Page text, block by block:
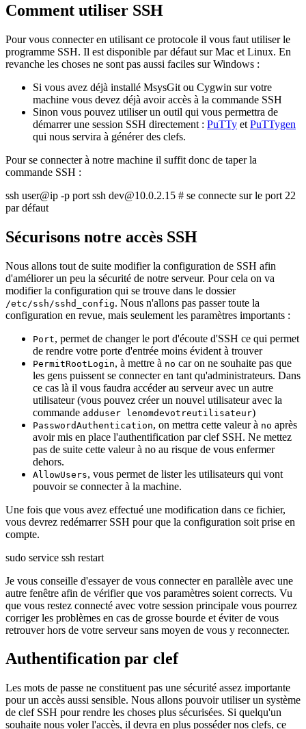
Comment utiliser SSH
Pour vous connecter en utilisant ce protocole il vous faut utiliser le
programme SSH. Il est disponible par défaut sur Mac et Linux. En
revanche les choses ne sont pas aussi faciles sur Windows :
Si vous avez déjà installé MsysGit ou Cygwin sur votre
machine vous devez déjà avoir accès à la commande SSH
Sinon vous pouvez utiliser un outil qui vous permettra de
démarrer une session SSH directement : PuTTy et PuTTygen
qui nous servira à générer des clefs.
Pour se connecter à notre machine il suffit donc de taper la
commande SSH :
ssh user@ip -p port ssh dev@10.0.2.15 # se connecte sur le port 22
par défaut
Sécurisons notre accès SSH
Nous allons tout de suite modifier la configuration de SSH afin
d'améliorer un peu la sécurité de notre serveur. Pour cela on va
modifier la configuration qui se trouve dans le dossier
/etc/ssh/sshd_config. Nous n'allons pas passer toute la
configuration en revue, mais seulement les paramètres importants :
Port, permet de changer le port d'écoute d'SSH ce qui permet
de rendre votre porte d'entrée moins évident à trouver
PermitRootLogin, à mettre à no car on ne souhaite pas que
les gens puissent se connecter en tant qu'administrateurs. Dans
ce cas là il vous faudra accéder au serveur avec un autre
utilisateur (vous pouvez créer un nouvel utilisateur avec la
commande adduser lenomdevotreutilisateur)
PasswordAuthentication, on mettra cette valeur à no après
avoir mis en place l'authentification par clef SSH. Ne mettez
pas de suite cette valeur à no au risque de vous enfermer
dehors.
AllowUsers, vous permet de lister les utilisateurs qui vont
pouvoir se connecter à la machine.
Une fois que vous avez effectué une modification dans ce fichier,
vous devrez redémarrer SSH pour que la configuration soit prise en
compte.
sudo service ssh restart
Je vous conseille d'essayer de vous connecter en parallèle avec une
autre fenêtre afin de vérifier que vos paramètres soient corrects. Vu
que vous restez connecté avec votre session principale vous pourrez
corriger les problèmes en cas de grosse bourde et éviter de vous
retrouver hors de votre serveur sans moyen de vous y reconnecter.
Authentification par clef
Les mots de passe ne constituent pas une sécurité assez importante
pour un accès aussi sensible. Nous allons pouvoir utiliser un système
de clef SSH pour rendre les choses plus sécurisées. Si quelqu'un
souhaite nous voler l'accès, il devra en plus posséder nos clefs, ce